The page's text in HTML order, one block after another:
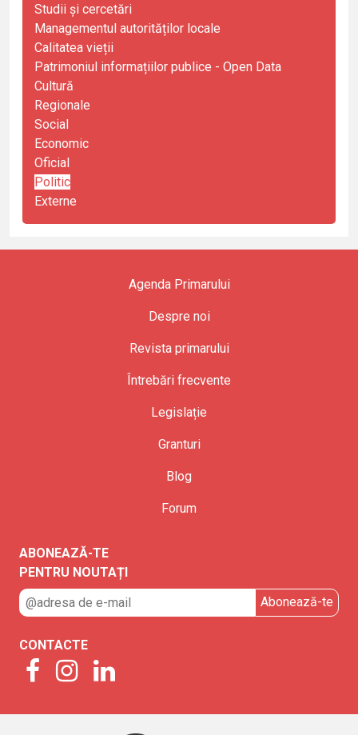
Studii și cercetări
Managementul autorităților locale
Calitatea vieții
Patrimoniul informațiilor publice - Open Data
Cultură
Regionale
Social
Economic
Oficial
Politic
Externe
Agenda Primarului
Despre noi
Revista primarului
Întrebări frecvente
Legislație
Granturi
Blog
Forum
ABONEAZĂ-TE
PENTRU NOUTAȚI
CONTACTE